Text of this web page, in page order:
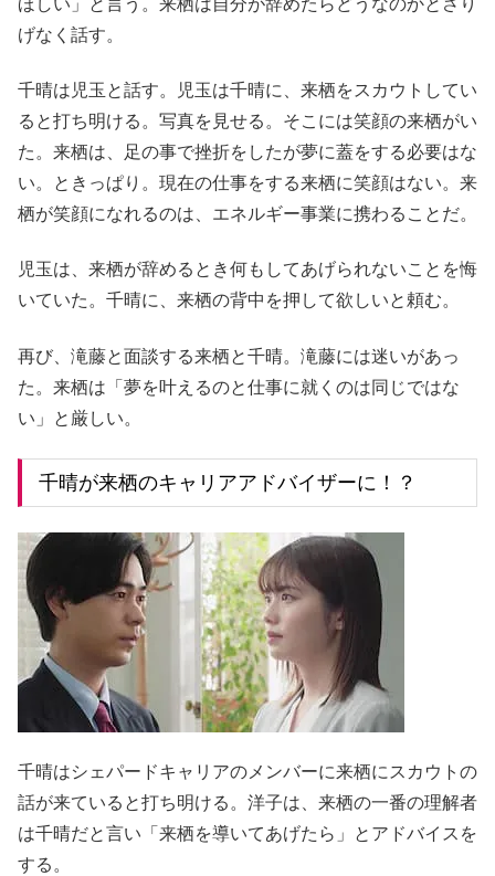
げなく話す。
千晴は児玉と話す。児玉は千晴に、来栖をスカウトしてい
ると打ち明ける。写真を見せる。そこには笑顔の来栖がい
た。来栖は、足の事で挫折をしたが夢に蓋をする必要はな
い。ときっぱり。現在の仕事をする来栖に笑顔はない。来
栖が笑顔になれるのは、エネルギー事業に携わることだ。
児玉は、来栖が辞めるとき何もしてあげられないことを悔
いていた。千晴に、来栖の背中を押して欲しいと頼む。
再び、滝藤と面談する来栖と千晴。滝藤には迷いがあっ
た。来栖は「夢を叶えるのと仕事に就くのは同じではな
い」と厳しい。
千晴が来栖のキャリアアドバイザーに！？
千晴はシェパードキャリアのメンバーに来栖にスカウトの
話が来ていると打ち明ける。洋子は、来栖の一番の理解者
は千晴だと言い「来栖を導いてあげたら」とアドバイスを
する。